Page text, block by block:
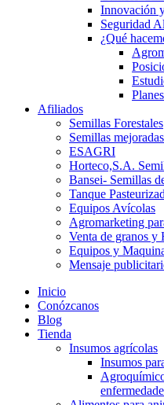
Innovación
Seguridad
¿Qué
Afiliados
Semillas Forestales
Semillas
ESAGRI
Horteco,S.A.
Bansei- Semillas
Tanque
Equipos Avícolas
Agromarketing
Venta de granos y
Equipos y
Mensaje
Inicio
Conózcanos
Blog
Tienda
Insumos agrícolas
Insumos